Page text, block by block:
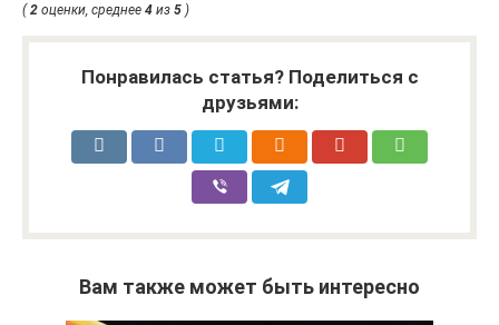
(2 оценки, среднее 4 из 5 )
Понравилась статья? Поделиться с
друзьями:
Вам также может быть интересно